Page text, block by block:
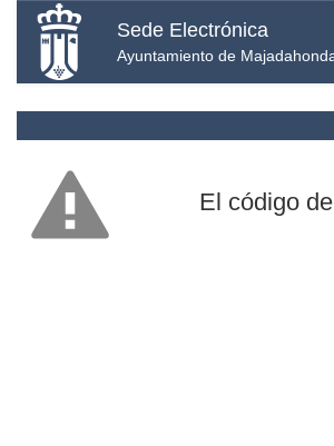
Sede Electrónica
Ayuntamiento de
El código